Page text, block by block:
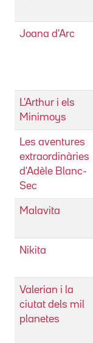
Joana d'Arc
L'Arthur i els
Minimoys
Les aventures
extraordinàries
d'Adèle Blanc-
Sec
Malavita
Nikita
Valerian i la
ciutat dels mil
planetes